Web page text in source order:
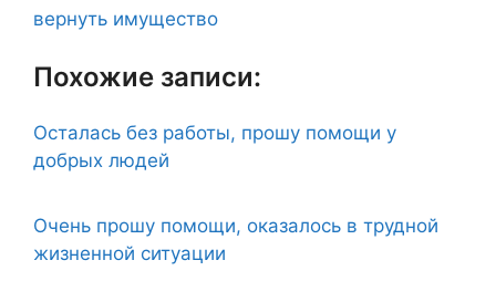
вернуть имущество
Похожие записи:
Осталась без работы, прошу помощи у
добрых людей
Очень прошу помощи, оказалось в трудной
жизненной ситуации